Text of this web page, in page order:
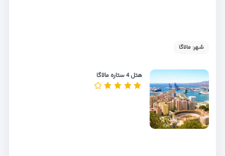
شهر: مالاگا
هتل 4 ستاره مالاگا